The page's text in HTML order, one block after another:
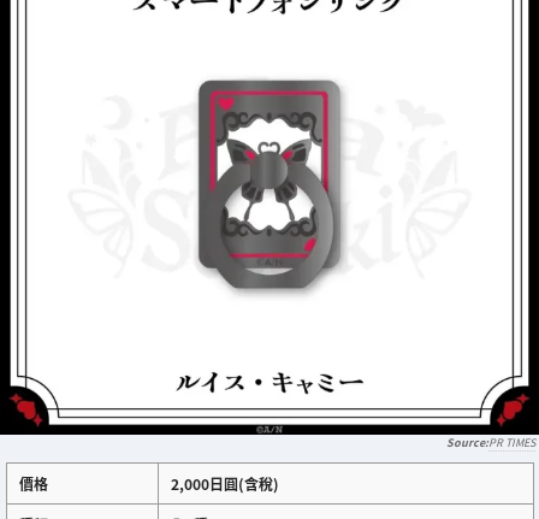
PR TIMES
價格
2,000日圓(含稅)